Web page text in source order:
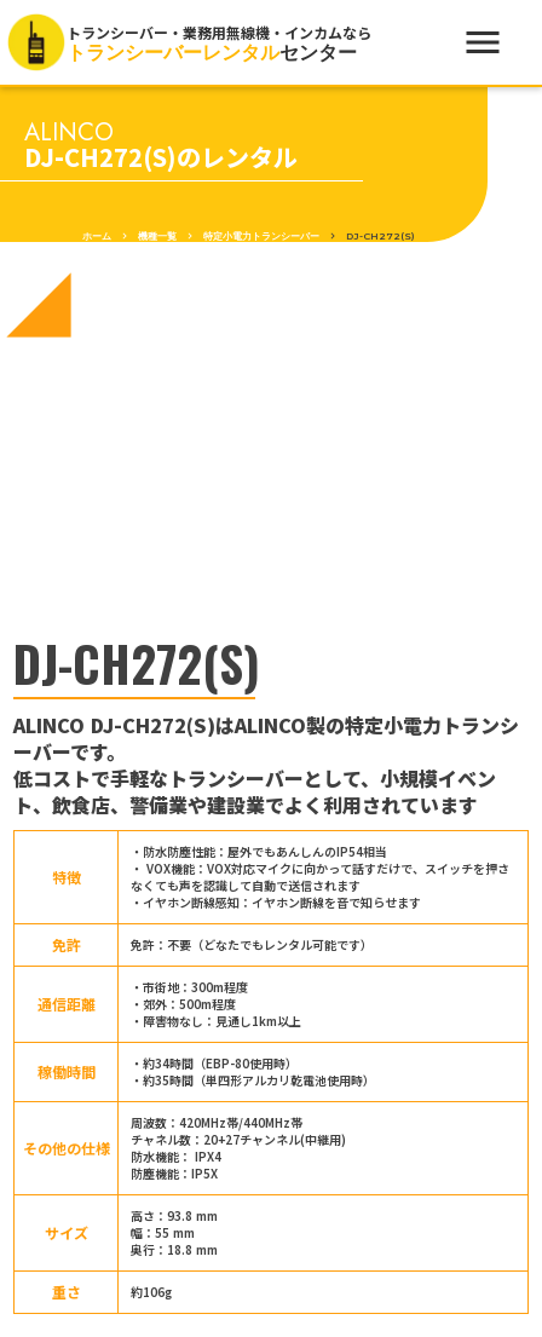
ALINCO
DJ-CH272(S)のレンタル
ホーム keyboard_arrow_right 機種一覧 keyboard_arrow_right 特定小電力トランシーバー keyboard_arrow_right DJ-CH272(S)
network_cell
DJ-CH272(S)
ALINCO DJ-CH272(S)はALINCO製の特定小電力トランシ
ーバーです。
低コストで手軽なトランシーバーとして、小規模イベン
ト、飲食店、警備業や建設業でよく利用されています
特徴
・防水防塵性能：屋外でもあんしんのIP54相当
・ VOX機能：VOX対応マイクに向かって話すだけで、スイッチを押さ
なくても声を認識して自動で送信されます
・イヤホン断線感知：イヤホン断線を音で知らせます
免許 免許：不要（どなたでもレンタル可能です）
通信距離
・市街地：300m程度
・郊外：500m程度
・障害物なし：見通し1km以上
稼働時間
・約34時間（EBP-80使用時）
・約35時間（単四形アルカリ乾電池使用時）
その他の仕様
周波数：420MHz帯/440MHz帯
チャネル数：20+27チャンネル(中継用)
防水機能： IPX4
防塵機能：IP5X
サイズ
高さ：93.8 mm
幅：55 mm
奥行：18.8 mm
重さ 約106g
トランシーバー・業務用無線機・インカムなら
トランシーバーレンタルセンター menu